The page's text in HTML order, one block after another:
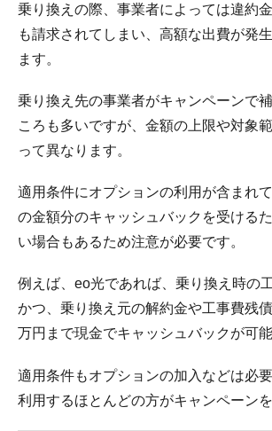
乗り換えの際、事業者によっては違約
も請求されてしまい、高額な出費が発
ます。
乗り換え先の事業者がキャンペーンで
ころも多いですが、金額の上限や対象
って異なります。
適用条件にオプションの利用が含まれ
の金額分のキャッシュバックを受ける
い場合もあるため注意が必要です。
例えば、eo光であれば、乗り換え時の
かつ、乗り換え元の解約金や工事費残
万円まで現金でキャッシュバックが可能
適用条件もオプションの加入などは必
利用するほとんどの方がキャンペーン